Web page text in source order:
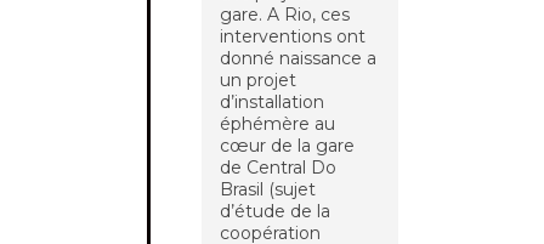
gare. A Rio, ces
interventions ont
donné naissance a
un projet
d’installation
éphémère au
cœur de la gare
de Central Do
Brasil (sujet
d’étude de la
coopération